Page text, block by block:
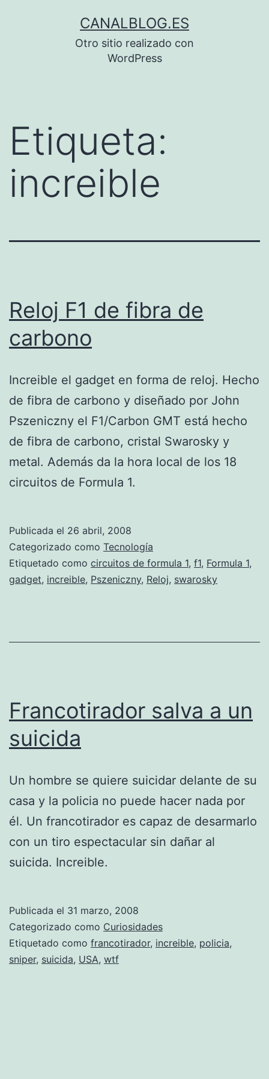
CANALBLOG.ES
Otro sitio realizado con
WordPress
Etiqueta:
increible
Reloj F1 de fibra de
carbono
Increible el gadget en forma de reloj. Hecho
de fibra de carbono y diseñado por John
Pszeniczny el F1/Carbon GMT está hecho
de fibra de carbono, cristal Swarosky y
metal. Además da la hora local de los 18
circuitos de Formula 1.
Publicada el 26 abril, 2008
Categorizado como Tecnología
Etiquetado como circuitos de formula 1, f1, Formula 1,
gadget, increible, Pszeniczny, Reloj, swarosky
Francotirador salva a un
suicida
Un hombre se quiere suicidar delante de su
casa y la policia no puede hacer nada por
él. Un francotirador es capaz de desarmarlo
con un tiro espectacular sin dañar al
suicida. Increible.
Publicada el 31 marzo, 2008
Categorizado como Curiosidades
Etiquetado como francotirador, increible, policia,
sniper, suicida, USA, wtf